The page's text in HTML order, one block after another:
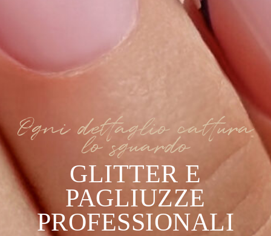
Ogni dettaglio cattura
lo sguardo
GLITTER E
PAGLIUZZE
PROFESSIONALI